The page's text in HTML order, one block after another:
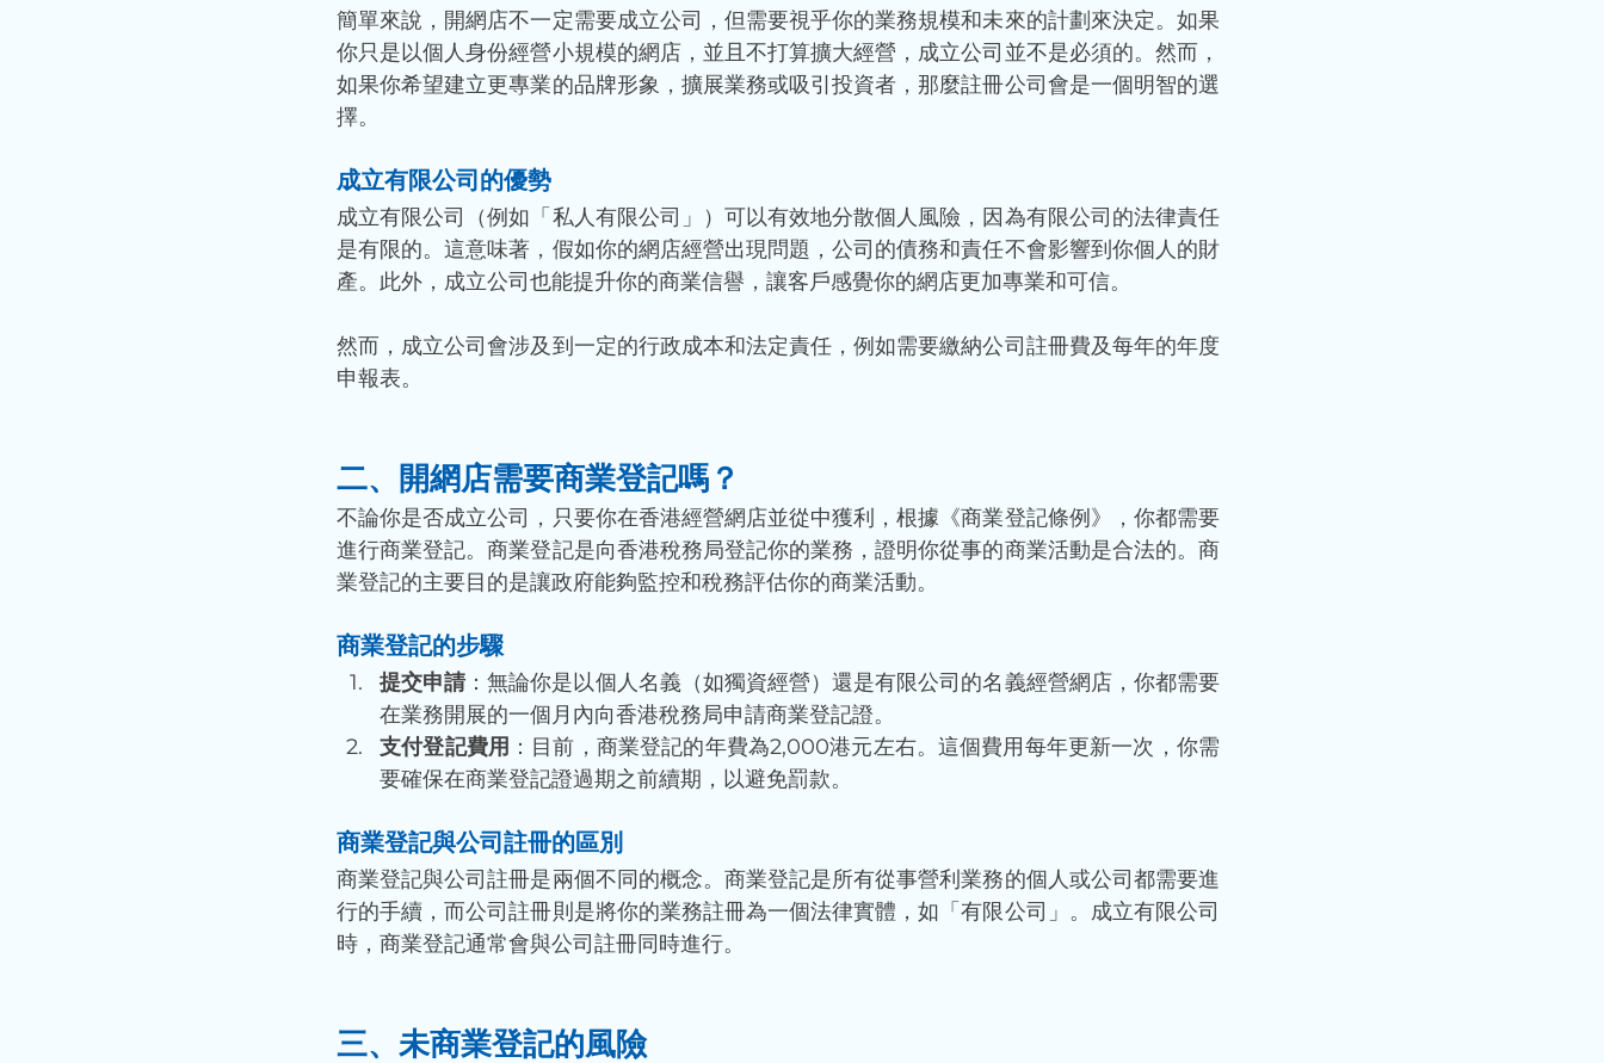
簡單來說，開網店不一定需要成立公司，但需要視乎你的業務規模和未來的計劃來決定。如果
你只是以個人身份經營小規模的網店，並且不打算擴大經營，成立公司並不是必須的。然而，
如果你希望建立更專業的品牌形象，擴展業務或吸引投資者，那麼註冊公司會是一個明智的選
擇。
成立有限公司的優勢
成立有限公司（例如「私人有限公司」）可以有效地分散個人風險，因為有限公司的法律責任
是有限的。這意味著，假如你的網店經營出現問題，公司的債務和責任不會影響到你個人的財
產。此外，成立公司也能提升你的商業信譽，讓客戶感覺你的網店更加專業和可信。
然而，成立公司會涉及到一定的行政成本和法定責任，例如需要繳納公司註冊費及每年的年度
申報表。
二、開網店需要商業登記嗎？
不論你是否成立公司，只要你在香港經營網店並從中獲利，根據《商業登記條例》，你都需要
進行商業登記。商業登記是向香港稅務局登記你的業務，證明你從事的商業活動是合法的。商
業登記的主要目的是讓政府能夠監控和稅務評估你的商業活動。
商業登記的步驟
提交申請：無論你是以個人名義（如獨資經營）還是有限公司的名義經營網店，你都需要
在業務開展的一個月內向香港稅務局申請商業登記證。
支付登記費用 ：目前，商業登記的年費為2,000港元左右。這個費用每年更新一次，你需
要確保在商業登記證過期之前續期，以避免罰款。
商業登記與公司註冊的區別
商業登記與公司註冊是兩個不同的概念。商業登記是所有從事營利業務的個人或公司都需要進
行的手續，而公司註冊則是將你的業務註冊為一個法律實體，如「有限公司」。成立有限公司
時，商業登記通常會與公司註冊同時進行。
三、未商業登記的風險